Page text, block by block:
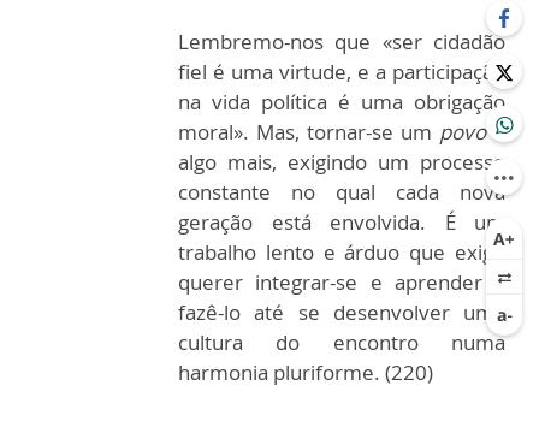
Lembremo-nos que «ser cidadão
fiel é uma virtude, e a participação
na vida política é uma obrigação
moral». Mas, tornar-se um povoé
algo mais, exigindo um processo
constante no qual cada nova
geração está envolvida. É um
trabalho lento e árduo que exige
querer integrar-se e aprender a
fazê-lo até se desenvolver uma
cultura do encontro numa
harmonia pluriforme. (220)